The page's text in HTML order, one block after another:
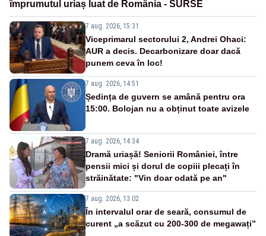
împrumutul uriaș luat de România - SURSE
7 aug. 2026, 15:31
Viceprimarul sectorului 2, Andrei Ohaci:
AUR a decis. Decarbonizare doar dacă
punem ceva în loc!
7 aug. 2026, 14:51
Ședința de guvern se amână pentru ora
15:00. Bolojan nu a obținut toate avizele
7 aug. 2026, 14:34
Dramă uriașă! Seniorii României, între
pensii mici și dorul de copiii plecați în
străinătate: "Vin doar odată pe an"
7 aug. 2026, 13:02
În intervalul orar de seară, consumul de
curent „a scăzut cu 200-300 de megawați”